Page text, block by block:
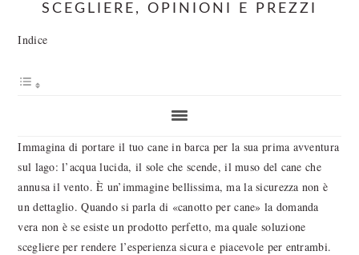
SCEGLIERE, OPINIONI E PREZZI
Indice
Immagina di portare il tuo cane in barca per la sua prima avventura
sul lago: l’acqua lucida, il sole che scende, il muso del cane che
annusa il vento. È un’immagine bellissima, ma la sicurezza non è
un dettaglio. Quando si parla di «canotto per cane» la domanda
vera non è se esiste un prodotto perfetto, ma quale soluzione
scegliere per rendere l’esperienza sicura e piacevole per entrambi.